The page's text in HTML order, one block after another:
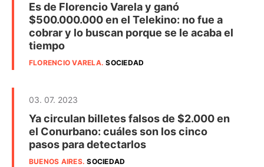
Es de Florencio Varela y ganó
$500.000.000 en el Telekino: no fue a
cobrar y lo buscan porque se le acaba el
tiempo
FLORENCIO VARELA.SOCIEDAD
03. 07. 2023
Ya circulan billetes falsos de $2.000 en
el Conurbano: cuáles son los cinco
pasos para detectarlos
BUENOS AIRES.SOCIEDAD